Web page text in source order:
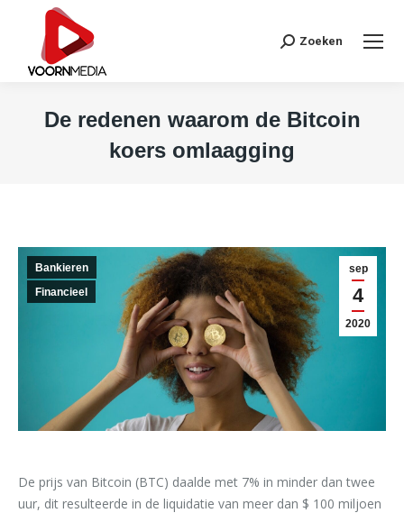
Search:Zoeken
De redenen waarom de Bitcoin
koers omlaagging
sep
4
2020
Bankieren
Financieel
De prijs van Bitcoin (BTC) daalde met 7% in minder dan twee
uur, dit resulteerde in de liquidatie van meer dan $ 100 miljoen